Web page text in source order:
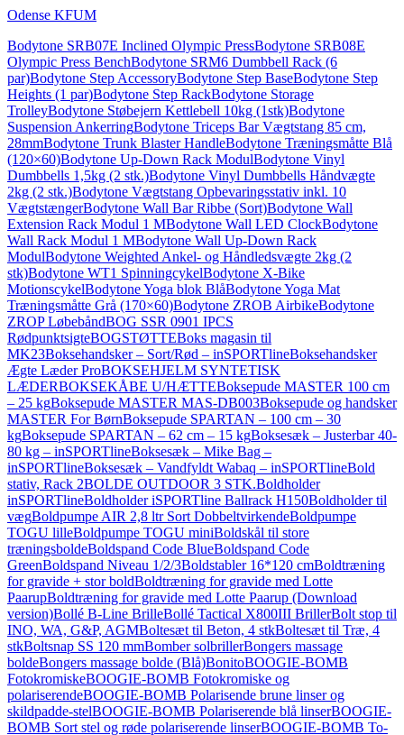
Odense KFUM
Bodytone SRB07E Inclined Olympic PressBodytone SRB08E
Olympic Press BenchBodytone SRM6 Dumbbell Rack (6
par)Bodytone Step AccessoryBodytone Step BaseBodytone Step
Heights (1 par)Bodytone Step RackBodytone Storage
TrolleyBodytone Støbejern Kettlebell 10kg (1stk)Bodytone
Suspension AnkerringBodytone Triceps Bar Vægtstang 85 cm,
28mmBodytone Trunk Blaster HandleBodytone Træningsmåtte Blå
(120×60)Bodytone Up-Down Rack ModulBodytone Vinyl
Dumbbells 1,5kg (2 stk.)Bodytone Vinyl Dumbbells Håndvægte
2kg (2 stk.)Bodytone Vægtstang Opbevaringsstativ inkl. 10
VægtstængerBodytone Wall Bar Ribbe (Sort)Bodytone Wall
Extension Rack Modul 1 MBodytone Wall LED ClockBodytone
Wall Rack Modul 1 MBodytone Wall Up-Down Rack
ModulBodytone Weighted Ankel- og Håndledsvægte 2kg (2
stk)Bodytone WT1 SpinningcykelBodytone X-Bike
MotionscykelBodytone Yoga blok BlåBodytone Yoga Mat
Træningsmåtte Grå (170×60)Bodytone ZROB AirbikeBodytone
ZROP LøbebåndBOG SSR 0901 IPCS
RødpunktsigteBOGSTØTTEBoks magasin til
MK23Boksehandsker – Sort/Rød – inSPORTlineBoksehandsker
Ægte Læder ProBOKSEHJELM SYNTETISK
LÆDERBOKSEKÅBE U/HÆTTEBoksepude MASTER 100 cm
– 25 kgBoksepude MASTER MAS-DB003Boksepude og handsker
MASTER For BørnBoksepude SPARTAN – 100 cm – 30
kgBoksepude SPARTAN – 62 cm – 15 kgBoksesæk – Justerbar 40-
80 kg – inSPORTlineBoksesæk – Mike Bag –
inSPORTlineBoksesæk – Vandfyldt Wabaq – inSPORTlineBold
stativ, Rack 2BOLDE OUTDOOR 3 STK.Boldholder
inSPORTlineBoldholder iSPORTline Ballrack H150Boldholder til
vægBoldpumpe AIR 2,8 ltr Sort DobbeltvirkendeBoldpumpe
TOGU lilleBoldpumpe TOGU miniBoldskål til store
træningsboldeBoldspand Code BlueBoldspand Code
GreenBoldspand Niveau 1/2/3Boldstabler 16*120 cmBoldtræning
for gravide + stor boldBoldtræning for gravide med Lotte
PaarupBoldtræning for gravide med Lotte Paarup (Download
version)Bollé B-Line BrilleBollé Tactical X800III BrillerBolt stop til
INO, WA, G&P, AGMBoltesæt til Beton, 4 stkBoltesæt til Træ, 4
stkBoltsnap SS 120 mmBomber solbrillerBongers massage
boldeBongers massage bolde (Blå)BonitoBOOGIE-BOMB
FotokromiskeBOOGIE-BOMB Fotokromiske og
polariserendeBOOGIE-BOMB Polarisende brune linser og
skildpadde-stelBOOGIE-BOMB Polariserende blå linserBOOGIE-
BOMB Sort stel og røde polariserende linserBOOGIE-BOMB To-